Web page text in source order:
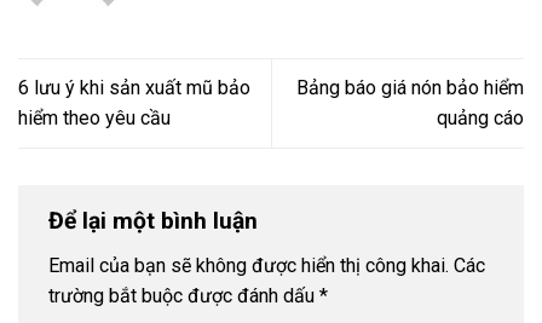
6 lưu ý khi sản xuất mũ bảo
hiểm theo yêu cầu
Bảng báo giá nón bảo hiểm
quảng cáo
Để lại một bình luận
Email của bạn sẽ không được hiển thị công khai. Các
trường bắt buộc được đánh dấu *